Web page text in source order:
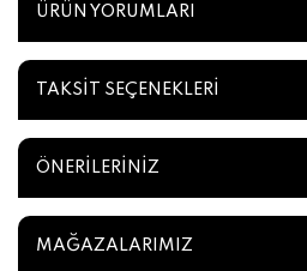
ÜRÜN YORUMLARI
TAKSİT SEÇENEKLERİ
ÖNERİLERİNİZ
MAĞAZALARIMIZ